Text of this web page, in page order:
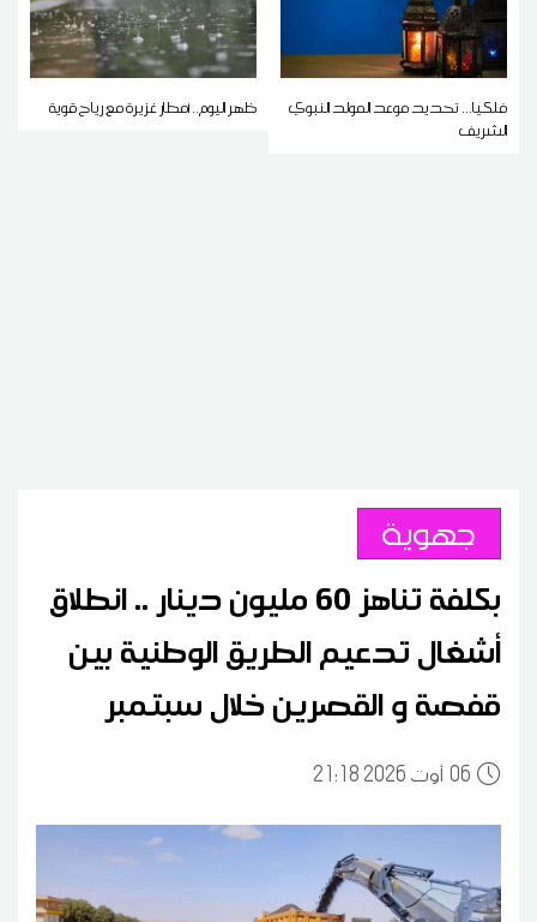
فلكيا... تحديد موعد المولد النبوي
الشريف
ظهر اليوم.. أمطار غزيرة مع رياح قوية
جهوية
بكلفة تناهز 60 مليون دينار .. انطلاق
أشغال تدعيم الطريق الوطنية بين
قفصة و القصرين خلال سبتمبر
0621:18 2026 أوت